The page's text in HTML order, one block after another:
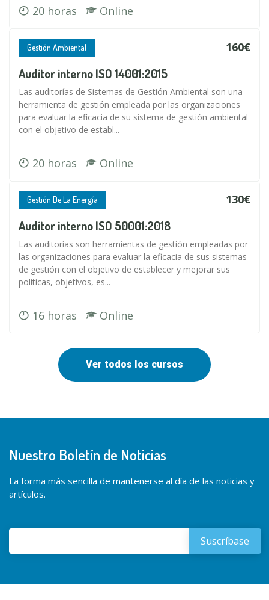
20 horas Online
Gestión Ambiental 160€
Auditor interno ISO 14001:2015
Las auditorías de Sistemas de Gestión Ambiental son una
herramienta de gestión empleada por las organizaciones
para evaluar la eficacia de su sistema de gestión ambiental
con el objetivo de establ...
20 horas Online
Gestión De La Energía 130€
Auditor interno ISO 50001:2018
Las auditorías son herramientas de gestión empleadas por
las organizaciones para evaluar la eficacia de sus sistemas
de gestión con el objetivo de establecer y mejorar sus
políticas, objetivos, es...
16 horas Online
Ver todos los cursos
Nuestro Boletín de Noticias
La forma más sencilla de mantenerse al día de las noticias y
artículos.